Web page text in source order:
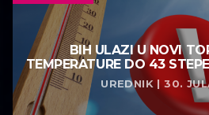
BIH ULAZI U NOVI
TEMPERATURE DO 43
UREDNIK | 30.